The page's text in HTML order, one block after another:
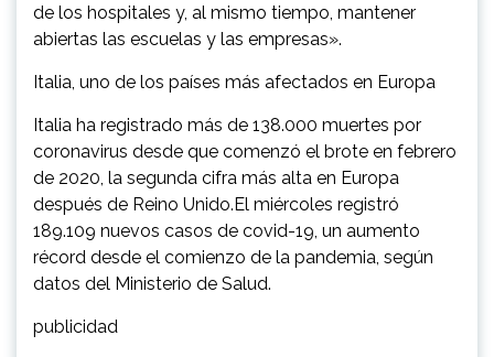
de los hospitales y, al mismo tiempo, mantener
abiertas las escuelas y las empresas».
Italia, uno de los países más afectados en Europa
Italia ha registrado más de 138.000 muertes por
coronavirus desde que comenzó el brote en febrero
de 2020, la segunda cifra más alta en Europa
después de Reino Unido.El miércoles registró
189.109 nuevos casos de covid-19, un aumento
récord desde el comienzo de la pandemia, según
datos del Ministerio de Salud.
publicidad